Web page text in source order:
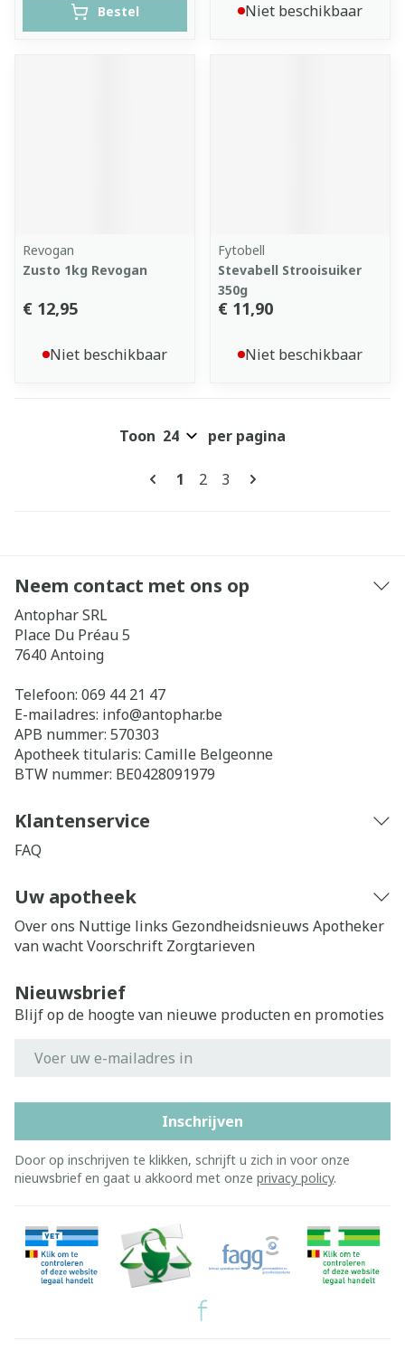
Bestel Niet beschikbaar
Revogan
Zusto 1kg Revogan
€ 12,95
Niet beschikbaar
Fytobell
Stevabell Strooisuiker
350g
€ 11,90
Niet beschikbaar
Pagina's
U lees momenteel pagina
1 Pagina
2 Pagina
3
Toon per pagina
Neem contact met ons op
Antophar SRL
Place Du Préau 5
7640 Antoing
Telefoon: 069 44 21 47
E-mailadres: info@antophar.be
APB nummer: 570303
Apotheek titularis: Camille Belgeonne
BTW nummer: BE0428091979
Klantenservice
FAQ
Uw apotheek
Over ons Nuttige links Gezondheidsnieuws Apotheker
van wachtVoorschrift Zorgtarieven
Nieuwsbrief
Blijf op de hoogte van nieuwe producten en promoties
Inschrijven
Door op inschrijven te klikken, schrijft u zich in voor onze
nieuwsbrief en gaat u akkoord met onze privacy policy.